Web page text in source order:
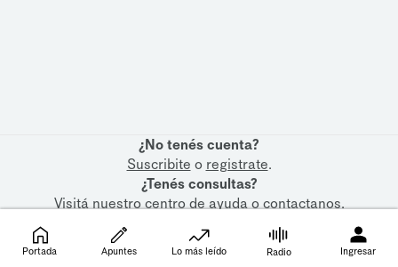
¿No tenés cuenta?
Suscribite o registrate.
¿Tenés consultas?
Visitá nuestrocentro de ayudaocontactanos.
Portada Apuntes Lo más leído Radio Ingresar